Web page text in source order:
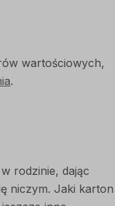
wartościowych,
.
rodzinie, dając
niczym. Jaki karton